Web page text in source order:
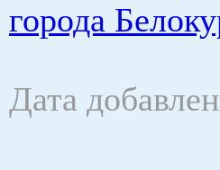
города
Дата